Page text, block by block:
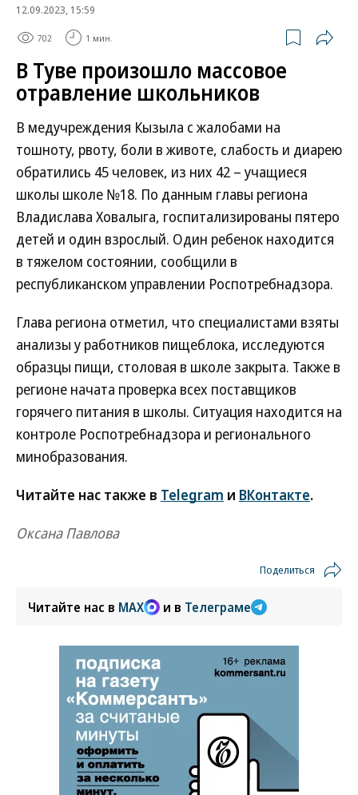
12.09.2023, 15:59
702 1 мин.
В Туве произошло массовое
отравление школьников
В медучреждения Кызыла с жалобами на
тошноту, рвоту, боли в животе, слабость и диарею
обратились 45 человек, из них 42 – учащиеся
школы школе №18. По данным главы региона
Владислава Ховалыга, госпитализированы пятеро
детей и один взрослый. Один ребенок находится
в тяжелом состоянии, сообщили в
республиканском управлении Роспотребнадзора.
Глава региона отметил, что специалистами взяты
анализы у работников пищеблока, исследуются
образцы пищи, столовая в школе закрыта. Также в
регионе начата проверка всех поставщиков
горячего питания в школы. Ситуация находится на
контроле Роспотребнадзора и регионального
минобразования.
Читайте нас также в Telegram и ВКонтакте.
Оксана Павлова
Поделиться
Читайте нас в MAX и в Телеграме